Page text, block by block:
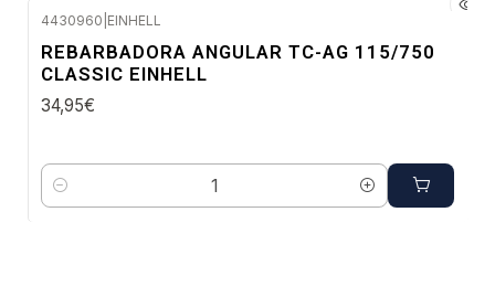
4430960 EINHELL
REBARBADORA ANGULAR TC-AG 115/750
CLASSIC EINHELL
34,95€
Quantidade